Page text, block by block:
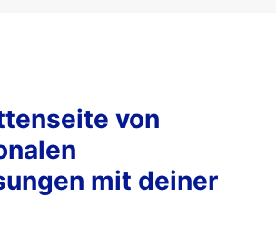
von
mit deiner